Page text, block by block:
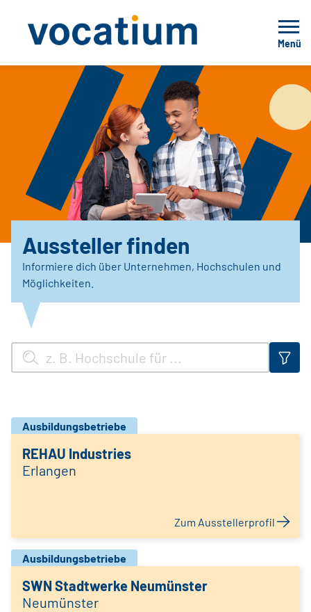
Menü
Aussteller finden
Informiere dich über Unternehmen, Hochschulen und
Möglichkeiten.
Ausbildungsbetriebe
REHAU Industries
Erlangen
Zum Ausstellerprofil
Ausbildungsbetriebe
SWN Stadtwerke Neumünster
Neumünster